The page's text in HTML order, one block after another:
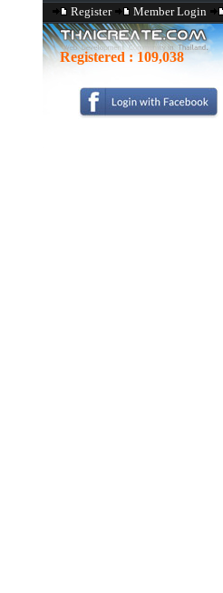
Register Member Login
Registered : 109,038